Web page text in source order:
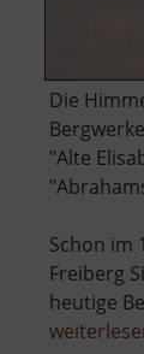
Die
"Alte
Schon im
Freiberg
heutige